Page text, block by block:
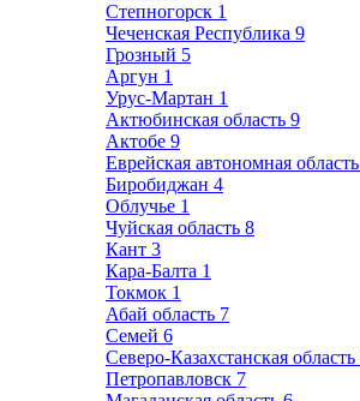
Степногорск 1
Чеченская Республика 9
Грозный 5
Аргун 1
Урус-Мартан 1
Актюбинская область 9
Актобе 9
Еврейская автономная область
Биробиджан 4
Облучье 1
Чуйская область 8
Кант 3
Кара-Балта 1
Токмок 1
Абай область 7
Семей 6
Северо-Казахстанская область
Петропавловск 7